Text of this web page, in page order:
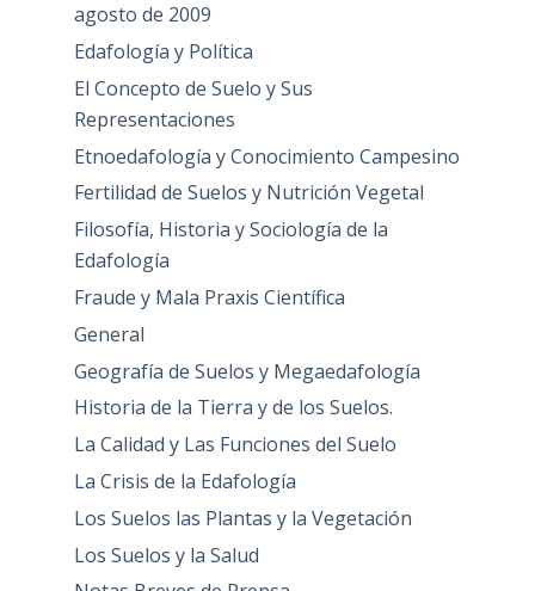
agosto de 2009
Edafología y Política
El Concepto de Suelo y Sus
Representaciones
Etnoedafología y Conocimiento Campesino
Fertilidad de Suelos y Nutrición Vegetal
Filosofía, Historia y Sociología de la
Edafología
Fraude y Mala Praxis Científica
General
Geografía de Suelos y Megaedafología
Historia de la Tierra y de los Suelos.
La Calidad y Las Funciones del Suelo
La Crisis de la Edafología
Los Suelos las Plantas y la Vegetación
Los Suelos y la Salud